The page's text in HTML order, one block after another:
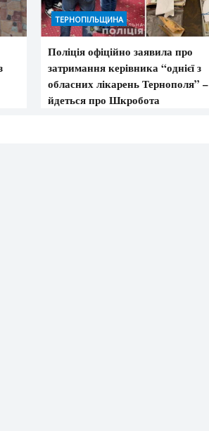
ТЕРНОПІЛЬЩИНА
Поліція офіційно заявила про
затримання керівника “однієї з
обласних лікарень Тернополя” –
йдеться про Шкробота